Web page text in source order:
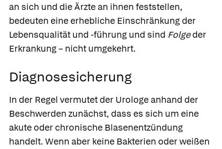
an sich und die Ärzte an ihnen feststellen,
bedeuten eine erhebliche Einschränkung der
Lebensqualität und -führung und sind Folgeder
Erkrankung – nicht umgekehrt.
Diagnosesicherung
In der Regel vermutet der Urologe anhand der
Beschwerden zunächst, dass es sich um eine
akute oder chronische Blasenentzündung
handelt. Wenn aber keine Bakterien oder weißen